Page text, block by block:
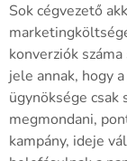
Sok cégvezető
konverziók
jele annak, hogy
ügynöksége csak
megmondani,
kampány, ideje